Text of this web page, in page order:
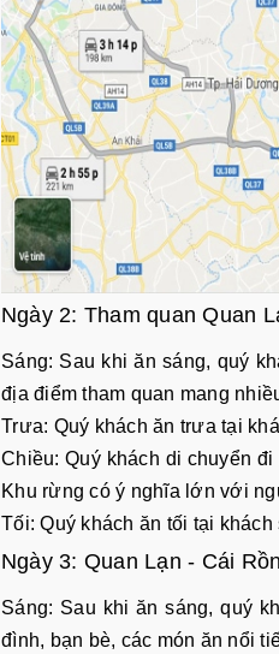
Ngày 2: Tham quan Quan
Sáng: Sau khi ăn sáng, quý
địa điểm tham quan mang
Trưa: Quý khách ăn trưa tại
Chiều: Quý khách di chuyển
Khu rừng có ý nghĩa lớn với
Tối: Quý khách ăn tối tại
Ngày 3: Quan Lạn - Cái
Sáng: Sau khi ăn sáng, quý
đình, bạn bè, các món ăn nổi